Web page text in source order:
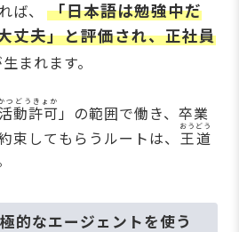
ば、
「日本語は勉強中だ
丈夫」と評価され、正社員
まれます。
動許可
つどうきょか
」の範囲で働き、卒業
束してもらうルートは、 王道
おうどう
的なエージェントを使う